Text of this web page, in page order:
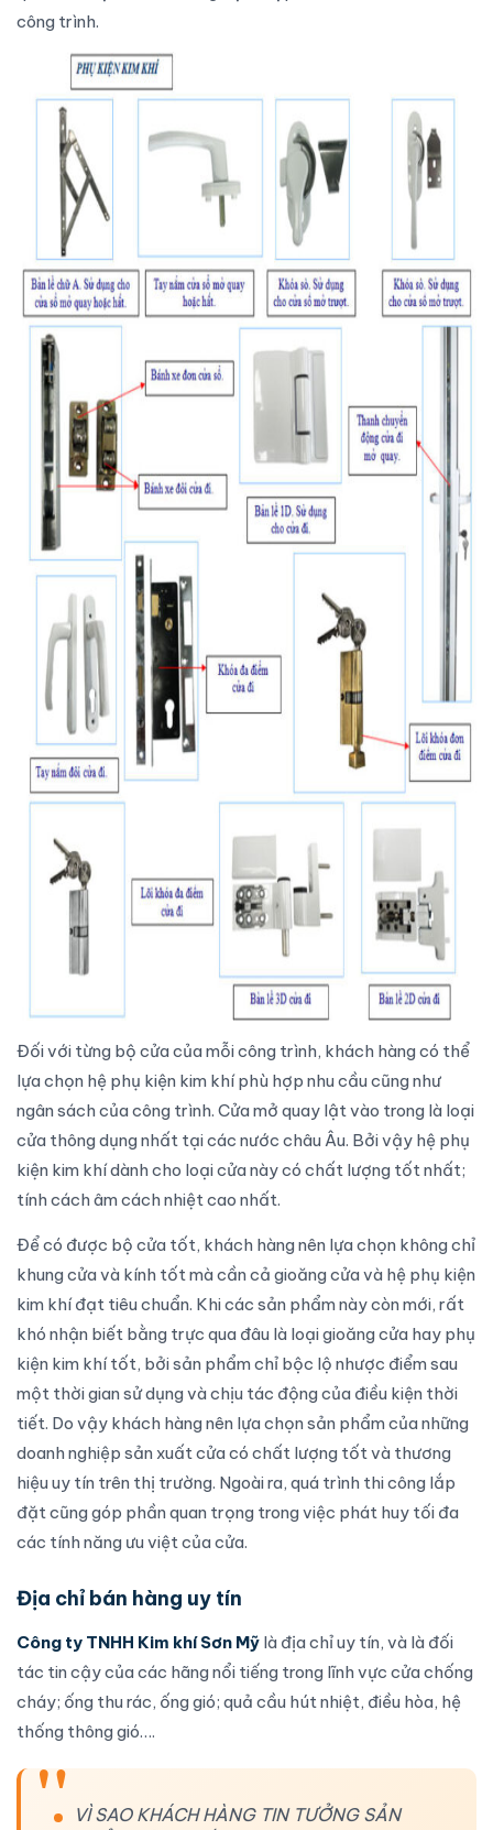
công trình.
Đối với từng bộ cửa của mỗi công trình, khách hàng có thể
lựa chọn hệ phụ kiện kim khí phù hợp nhu cầu cũng như
ngân sách của công trình. Cửa mở quay lật vào trong là loại
cửa thông dụng nhất tại các nước châu Âu. Bởi vậy hệ phụ
kiện kim khí dành cho loại cửa này có chất lượng tốt nhất;
tính cách âm cách nhiệt cao nhất.
Để có được bộ cửa tốt, khách hàng nên lựa chọn không chỉ
khung cửa và kính tốt mà cần cả gioăng cửa và hệ phụ kiện
kim khí đạt tiêu chuẩn. Khi các sản phẩm này còn mới, rất
khó nhận biết bằng trực qua đâu là loạigioăng cửa hay phụ
kiện kim khí tốt, bởi sản phẩm chỉ bộc lộ nhược điểm sau
một thời gian sử dụng và chịu tác động của điều kiện thời
tiết. Do vậy khách hàng nên lựa chọn sản phẩm của những
doanh nghiệp sản xuất cửa có chất lượng tốt và thương
hiệu uy tín trên thị trường. Ngoài ra, quá trình thi công lắp
đặt cũng góp phần quan trọng trong việc phát huy tối đa
các tính năng ưu việt của cửa.
Địa chỉ bán hàng uy tín
Công ty TNHH Kim khí Sơn Mỹ là địa chỉ uy tín, và là đối
tác tin cậy của các hãng nổi tiếng trong lĩnh vực cửa chống
cháy; ống thu rác, ống gió; quả cầu hút nhiệt, điều hòa, hệ
thống thông gió….
VÌ SAO KHÁCH HÀNG TIN TƯỞNG SẢN